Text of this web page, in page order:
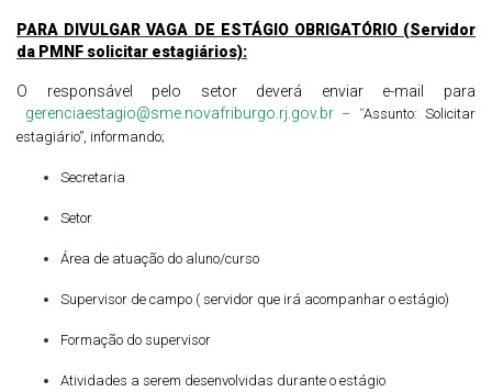
PARA DIVULGAR VAGA DE ESTÁGIO OBRIGATÓRIO (Servidor
da PMNF solicitar estagiários):
O responsável pelo setor deverá enviar e-mail para
gerenciaestagio@sme.novafriburgo.rj.gov.br– “Assunto: Solicitar
estagiário”, informando;
Secretaria
Setor
Área de atuação do aluno/curso
Supervisor de campo ( servidor que irá acompanhar o estágio)
Formação do supervisor
Atividades a serem desenvolvidas durante o estágio